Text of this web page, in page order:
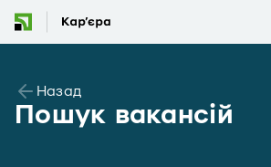
Назад
Пошук вакансій